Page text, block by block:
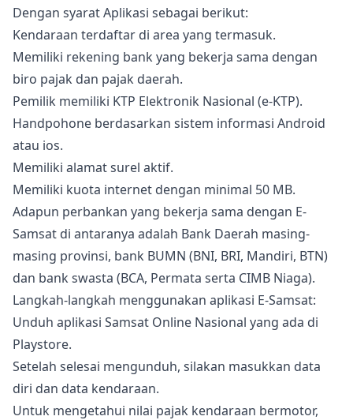
Dengan syarat Aplikasi sebagai berikut:
Kendaraan terdaftar di area yang termasuk.
Memiliki rekening bank yang bekerja sama dengan
biro pajak dan pajak daerah.
Pemilik memiliki KTP Elektronik Nasional (e-KTP).
Handpohone berdasarkan sistem informasi Android
atau ios.
Memiliki alamat surel aktif.
Memiliki kuota internet dengan minimal 50 MB.
Adapun perbankan yang bekerja sama dengan E-
Samsat di antaranya adalah Bank Daerah masing-
masing provinsi, bank BUMN (BNI, BRI, Mandiri, BTN)
dan bank swasta (BCA, Permata serta CIMB Niaga).
Langkah-langkah menggunakan aplikasi E-Samsat:
Unduh aplikasi Samsat Online Nasional yang ada di
Playstore.
Setelah selesai mengunduh, silakan masukkan data
diri dan data kendaraan.
Untuk mengetahui nilai pajak kendaraan bermotor,